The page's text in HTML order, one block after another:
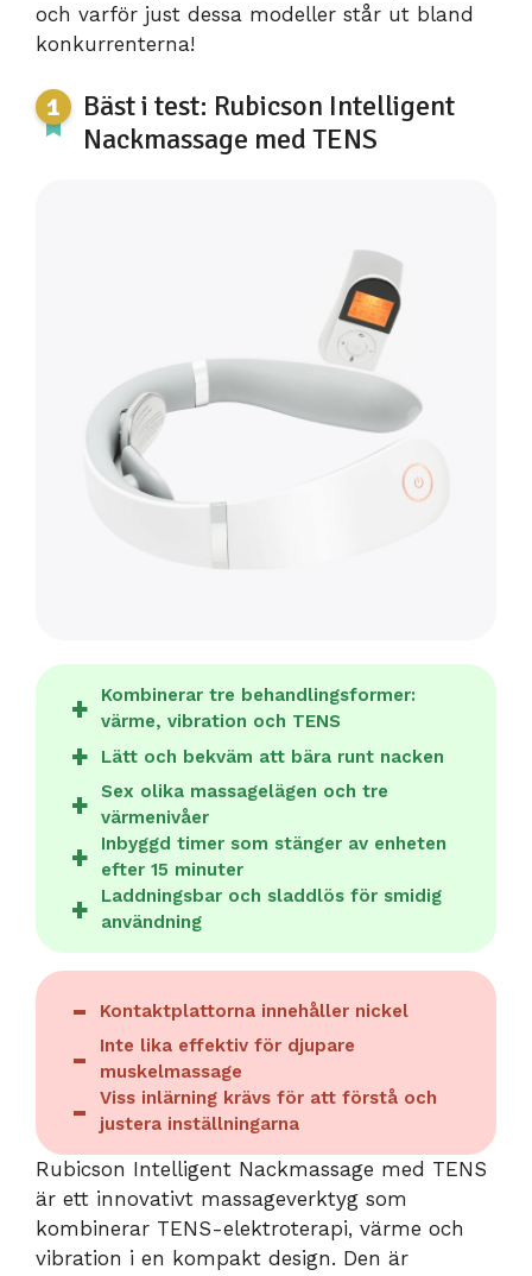
och varför just dessa modeller står ut bland
konkurrenterna!
Bäst i test: Rubicson Intelligent
Nackmassage med TENS
Kombinerar tre behandlingsformer:
värme, vibration och TENS
Lätt och bekväm att bära runt nacken
Sex olika massagelägen och tre
värmenivåer
Inbyggd timer som stänger av enheten
efter 15 minuter
Laddningsbar och sladdlös för smidig
användning
Kontaktplattorna innehåller nickel
Inte lika effektiv för djupare
muskelmassage
Viss inlärning krävs för att förstå och
justera inställningarna
Rubicson Intelligent Nackmassage med TENS
är ett innovativt massageverktyg som
kombinerar TENS-elektroterapi, värme och
vibration i en kompakt design. Den är